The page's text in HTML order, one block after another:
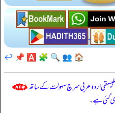
🏠
👥
🔍
🧩
🅰️
📌
↩️
اردو عربی سرچ سہولت کے ساتھ
گئی ہے۔